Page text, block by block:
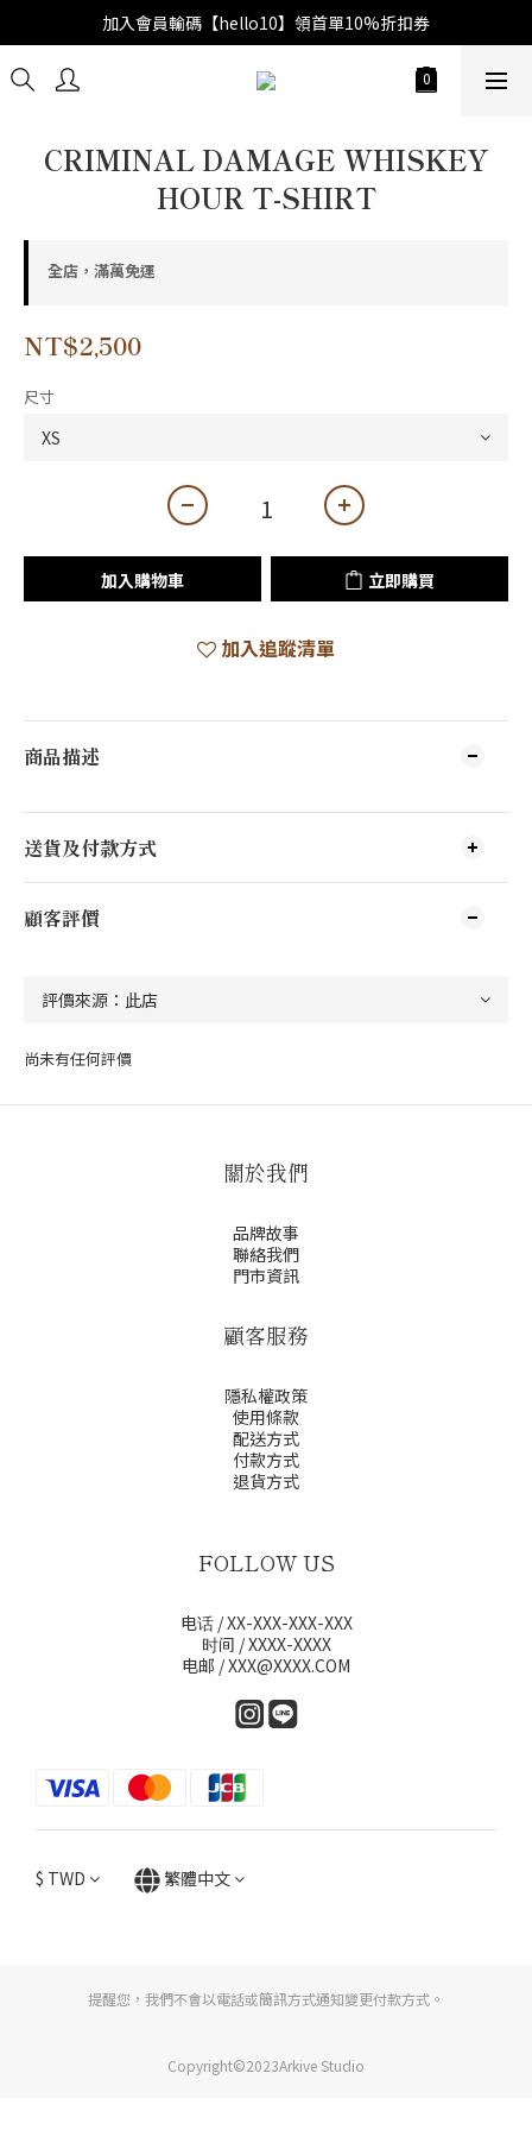
加入會員輸碼【hello10】領首單10%折扣券
CRIMINAL DAMAGE WHISKEY
HOUR T-SHIRT
全店，滿萬免運
NT$2,500
尺寸
加入購物車 立即購買
加入追蹤清單
商品描述
送貨及付款方式
顧客評價
尚未有任何評價
關於我們
品牌故事
聯絡我們
門市資訊
顧客服務
隱私權政策
使用條款
配送方式
付款方式
退貨方式
FOLLOW US
电话 / XX-XXX-XXX-XXX
时间 / XXXX-XXXX
电邮 / XXX@XXXX.COM
$ TWD 繁體中文
提醒您，我們不會以電話或簡訊方式通知變更付款方式。
Copyright©2023Arkive Studio